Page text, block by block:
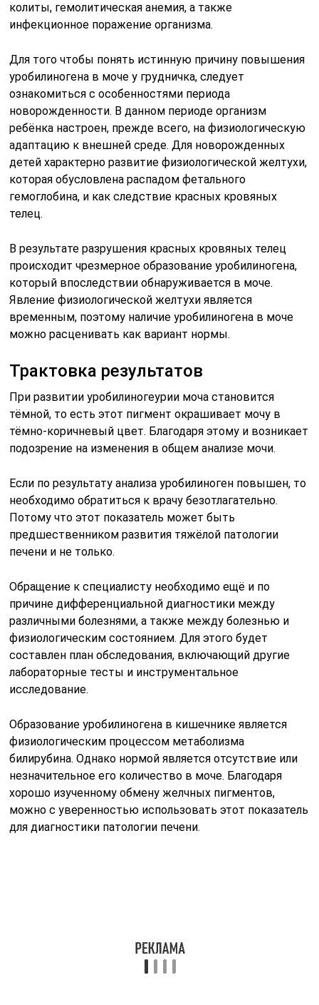
колиты, гемолитическая анемия, а также
инфекционное поражение организма.
Для того чтобы понять истинную причину повышения
уробилиногена в моче у грудничка, следует
ознакомиться с особенностями периода
новорожденности. В данном периоде организм
ребёнка настроен, прежде всего, на физиологическую
адаптацию к внешней среде. Для новорожденных
детей характерно развитие физиологической желтухи,
которая обусловлена распадом фетального
гемоглобина, и как следствие красных кровяных
телец.
В результате разрушения красных кровяных телец
происходит чрезмерное образование уробилиногена,
который впоследствии обнаруживается в моче.
Явление физиологической желтухи является
временным, поэтому наличие уробилиногена в моче
можно расценивать как вариант нормы.
Трактовка результатов
При развитии уробилиногеурии моча становится
тёмной, то есть этот пигмент окрашивает мочу в
тёмно-коричневый цвет. Благодаря этому и возникает
подозрение на изменения в общем анализе мочи.
Если по результату анализа уробилиноген повышен, то
необходимо обратиться к врачу безотлагательно.
Потому что этот показатель может быть
предшественником развития тяжёлой патологии
печени и не только.
Обращение к специалисту необходимо ещё и по
причине дифференциальной диагностики между
различными болезнями, а также между болезнью и
физиологическим состоянием. Для этого будет
составлен план обследования, включающий другие
лабораторные тесты и инструментальное
исследование.
Образование уробилиногена в кишечнике является
физиологическим процессом метаболизма
билирубина. Однако нормой является отсутствие или
незначительное его количество в моче. Благодаря
хорошо изученному обмену желчных пигментов,
можно с уверенностью использовать этот показатель
для диагностики патологии печени.
Поделиться Отправить